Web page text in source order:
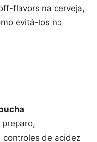
flavors na cerveja,
evitá-los no
controles de acidez